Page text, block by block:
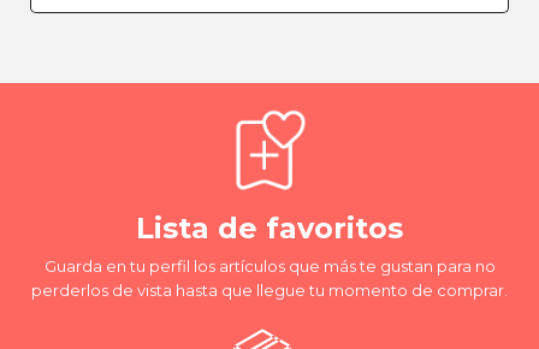
Lista de favoritos
Guarda en tu perfil los artículos que más te gustan para no
perderlos de vista hasta que llegue tu momento de comprar.